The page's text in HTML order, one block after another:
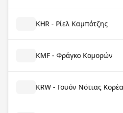
KHR - Ρίελ Καμπότζης
KMF - Φράγκο Κομορών
KRW - Γουόν Νότιας